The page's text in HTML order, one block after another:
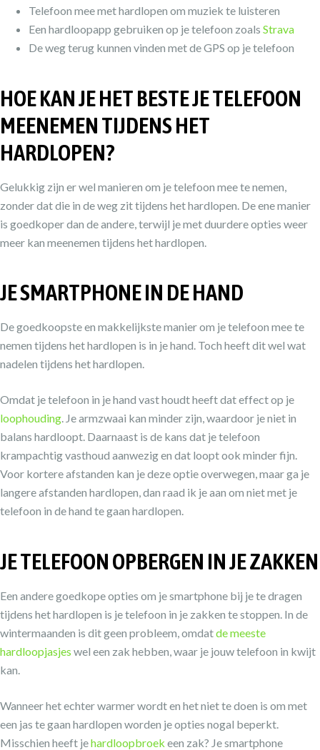
Telefoon mee met hardlopen om muziek te luisteren
Een hardloopapp gebruiken op je telefoon zoals Strava
De weg terug kunnen vinden met de GPS op je telefoon
HOE KAN JE HET BESTE JE TELEFOON
MEENEMEN TIJDENS HET
HARDLOPEN?
Gelukkig zijn er wel manieren om je telefoon mee te nemen,
zonder dat die in de weg zit tijdens het hardlopen. De ene manier
is goedkoper dan de andere, terwijl je met duurdere opties weer
meer kan meenemen tijdens het hardlopen.
JE SMARTPHONE IN DE HAND
De goedkoopste en makkelijkste manier om je telefoon mee te
nemen tijdens het hardlopen is in je hand. Toch heeft dit wel wat
nadelen tijdens het hardlopen.
Omdat je telefoon in je hand vast houdt heeft dat effect op je
loophouding. Je armzwaai kan minder zijn, waardoor je niet in
balans hardloopt. Daarnaast is de kans dat je telefoon
krampachtig vasthoud aanwezig en dat loopt ook minder fijn.
Voor kortere afstanden kan je deze optie overwegen, maar ga je
langere afstanden hardlopen, dan raad ik je aan om niet met je
telefoon in de hand te gaan hardlopen.
JE TELEFOON OPBERGEN IN JE ZAKKEN
Een andere goedkope opties om je smartphone bij je te dragen
tijdens het hardlopen is je telefoon in je zakken te stoppen. In de
wintermaanden is dit geen probleem, omdatde meeste
hardloopjasjes wel een zak hebben, waar je jouw telefoon in kwijt
kan.
Wanneer het echter warmer wordt en het niet te doen is om met
een jas te gaan hardlopen worden je opties nogal beperkt.
Misschien heeft jehardloopbroek een zak? Je smartphone